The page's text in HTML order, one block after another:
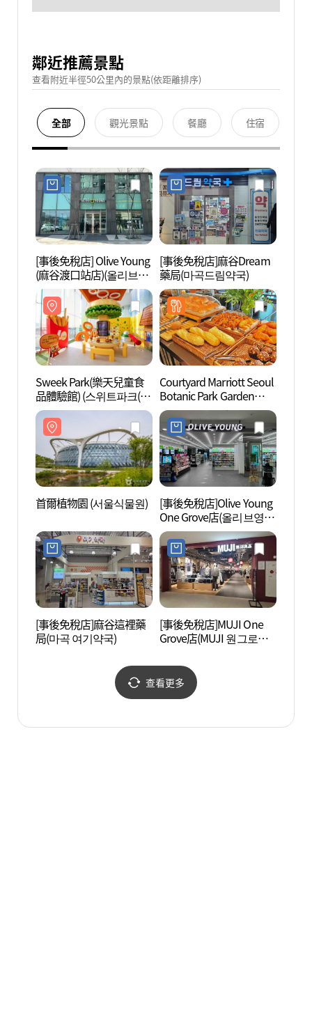
鄰近推薦景點
查看附近半徑50公里內的景點(依距離排序)
全部 觀光景點 餐廳 住宿
[事後免稅店] Olive Young
(麻谷渡口站店)(올리브영
마곡나루역점)
[事後免稅店]麻谷Dream
藥局(마곡드림약국)
Sweek Park(樂天兒童食
品體驗館) (스위트파크(롯
데어린이식품체험관))
Courtyard Marriott Seoul
Botanic Park Garden
Kitchen (코트야드 메리어
트 서울 보타닉 파크 가든
키친)
首爾植物園 (서울식물원)
[事後免稅店]Olive Young
One Grove店(올리브영 원
그로브점)
[事後免稅店]麻谷這裡藥
局(마곡 여기약국)
[事後免稅店]MUJI One
Grove店(MUJI 원그로브
查看更多